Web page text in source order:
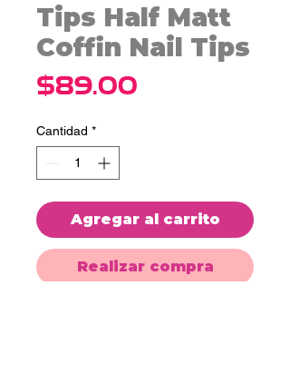
Tips Half Matt
Coffin Nail Tips
$89.00
Cantidad *
Agregar al carrito
Realizar compra